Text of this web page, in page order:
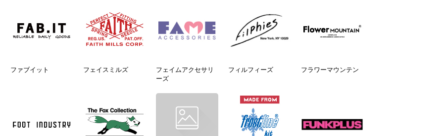
ファブイット フェイスミルズ
フェイムアクセサリ
ーズ
フィルフィーズ フラワーマウンテン